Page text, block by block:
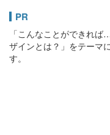
PR
「こんなことができれ
ザインとは？」をテーマ
す。